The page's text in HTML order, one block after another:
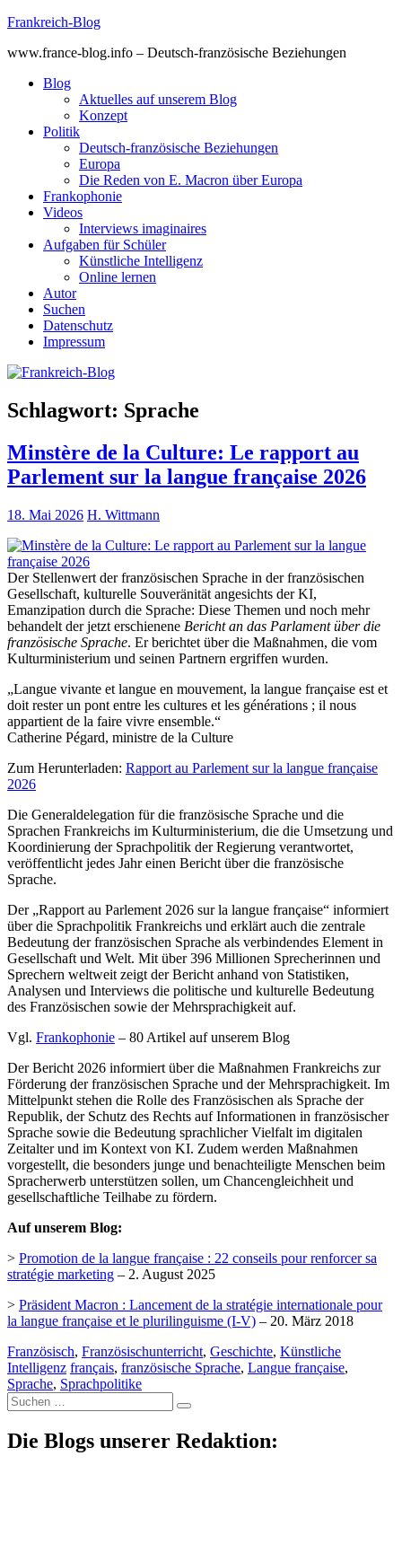
Skip
content
Frankreich-Blog
www.france-blog.info – Deutsch-französische Beziehungen
Blog
Aktuelles auf unserem Blog
Konzept
Politik
Deutsch-französische Beziehungen
Europa
Die Reden von E. Macron über Europa
Frankophonie
Videos
Interviews imaginaires
Aufgaben für Schüler
Künstliche Intelligenz
Online lernen
Autor
Suchen
Datenschutz
Impressum
Schlagwort: Sprache
Minstère de la Culture: Le rapport au
Parlement sur la langue française 2026
18. Mai 2026 H. Wittmann
Der Stellenwert der französischen Sprache in der französischen
Gesellschaft, kulturelle Souveränität angesichts der KI,
Emanzipation durch die Sprache: Diese Themen und noch mehr
behandelt der jetzt erschienene Bericht an das Parlament über die
französische Sprache. Er berichtet über die Maßnahmen, die vom
Kulturministerium und seinen Partnern ergriffen wurden.
„Langue vivante et langue en mouvement, la langue française est et
doit rester un pont entre les cultures et les générations ; il nous
appartient de la faire vivre ensemble.“
Catherine Pégard, ministre de la Culture
Zum Herunterladen: Rapport au Parlement sur la langue française
2026
Die Generaldelegation für die französische Sprache und die
Sprachen Frankreichs im Kulturministerium, die die Umsetzung und
Koordinierung der Sprachpolitik der Regierung verantwortet,
veröffentlicht jedes Jahr einen Bericht über die französische
Sprache.
Der „Rapport au Parlement 2026 sur la langue française“ informiert
über die Sprachpolitik Frankreichs und erklärt auch die zentrale
Bedeutung der französischen Sprache als verbindendes Element in
Gesellschaft und Welt. Mit über 396 Millionen Sprecherinnen und
Sprechern weltweit zeigt der Bericht anhand von Statistiken,
Analysen und Interviews die politische und kulturelle Bedeutung
des Französischen sowie der Mehrsprachigkeit auf.
Vgl. Frankophonie – 80 Artikel auf unserem Blog
Der Bericht 2026 informiert über die Maßnahmen Frankreichs zur
Förderung der französischen Sprache und der Mehrsprachigkeit. Im
Mittelpunkt stehen die Rolle des Französischen als Sprache der
Republik, der Schutz des Rechts auf Informationen in französischer
Sprache sowie die Bedeutung sprachlicher Vielfalt im digitalen
Zeitalter und im Kontext von KI. Zudem werden Maßnahmen
vorgestellt, die besonders junge und benachteiligte Menschen beim
Spracherwerb unterstützen sollen, um Chancengleichheit und
gesellschaftliche Teilhabe zu fördern.
Auf unserem Blog:
> Promotion de la langue française : 22 conseils pour renforcer sa
stratégie marketing – 2. August 2025
> Präsident Macron : Lancement de la stratégie internationale pour
la langue française et le plurilinguisme (I-V) – 20. März 2018
Französisch, Französischunterricht, Geschichte, Künstliche
Intelligenz français, französische Sprache, Langue française,
Sprache, Sprachpolitike
Suche
nach:
Die Blogs unserer Redaktion: